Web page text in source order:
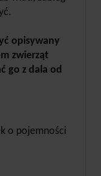
opisywany
zwierząt
go z dala od
o pojemności